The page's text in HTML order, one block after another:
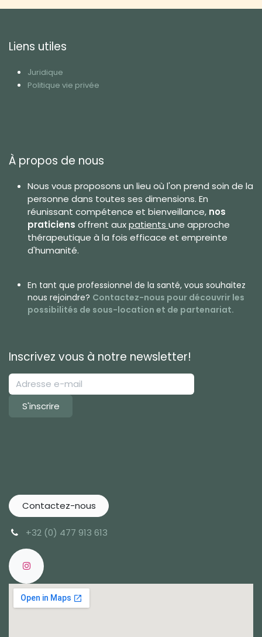
Liens utiles
Juridique
Politique vie privée
À propos de nous
Nous vous proposons un lieu où l'on prend soin de la
personne dans toutes ses dimensions. En
réunissant compétence et bienveillance, nos
praticiens offrent auxpatients une approche
thérapeutique à la fois efficace et empreinte
d'humanité.
En tant que professionnel de la santé, vous souhaitez
nous rejoindre? Contactez-nous pour découvrir les
possibilités de sous-location et de partenariat.
Inscrivez vous à notre newsletter!
S'inscrire
Contactez-nous
+32 (0) 477 913 613